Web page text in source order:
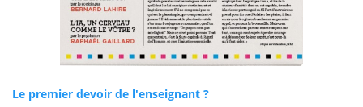
Le premier devoir de l'enseignant ?